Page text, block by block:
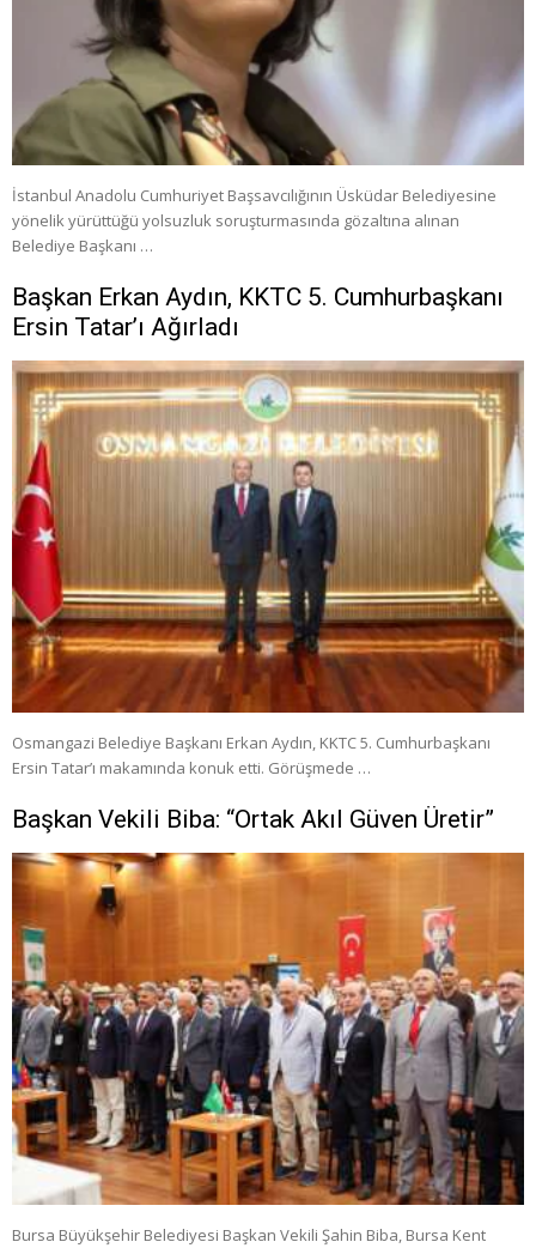
İstanbul Anadolu Cumhuriyet Başsavcılığının Üsküdar Belediyesine
yönelik yürüttüğü yolsuzluk soruşturmasında gözaltına alınan
Belediye Başkanı …
Başkan Erkan Aydın, KKTC 5. Cumhurbaşkanı
Ersin Tatar’ı Ağırladı
Osmangazi Belediye Başkanı Erkan Aydın, KKTC 5. Cumhurbaşkanı
Ersin Tatar’ı makamında konuk etti. Görüşmede …
Başkan Vekili Biba: “Ortak Akıl Güven Üretir”
Bursa Büyükşehir Belediyesi Başkan Vekili Şahin Biba, Bursa Kent